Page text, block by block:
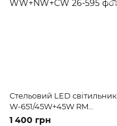
Стельовий LED світильник
W-651/45W+45W RM
WW+NW+CW
1 400 грн